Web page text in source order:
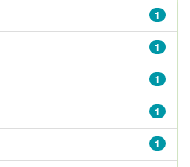
1
1
1
1
1